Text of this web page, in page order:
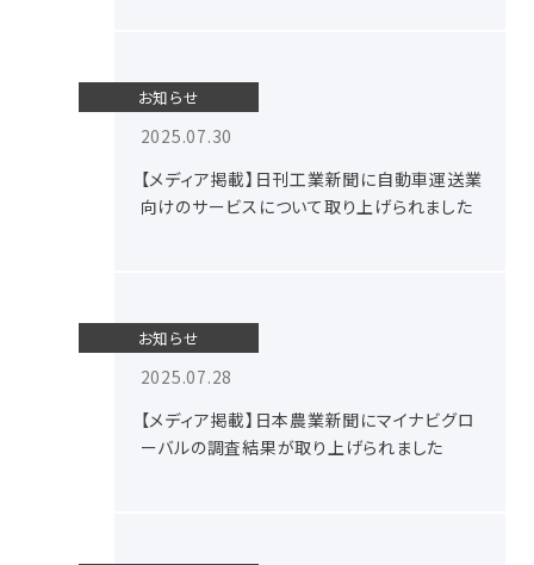
お知らせ
2025.07.30
【メディア掲載】日刊工業新聞に自動車運送業
向けのサービスについて取り上げられました
お知らせ
2025.07.28
【メディア掲載】日本農業新聞にマイナビグロ
ーバルの調査結果が取り上げられました